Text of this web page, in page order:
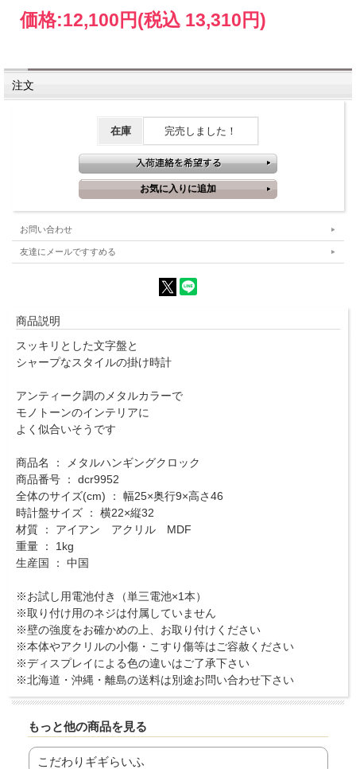
価格:12,100円(税込 13,310円)
注文
在庫 完売しました！
お問い合わせ
友達にメールですすめる
商品説明
スッキリとした文字盤と
シャープなスタイルの掛け時計
アンティーク調のメタルカラーで
モノトーンのインテリアに
よく似合いそうです
商品名 ： メタルハンギングクロック
商品番号 ： dcr9952
全体のサイズ(cm) ： 幅25×奥行9×高さ46
時計盤サイズ ： 横22×縦32
材質 ： アイアン アクリル MDF
重量 ： 1kg
生産国 ： 中国
※お試し用電池付き（単三電池×1本）
※取り付け用のネジは付属していません
※壁の強度をお確かめの上、お取り付けください
※本体やアクリルの小傷・こすり傷等はご容赦ください
※ディスプレイによる色の違いはご了承下さい
※北海道・沖縄・離島の送料は別途お問い合わせ下さい
もっと他の商品を見る
こだわりギギらいふ